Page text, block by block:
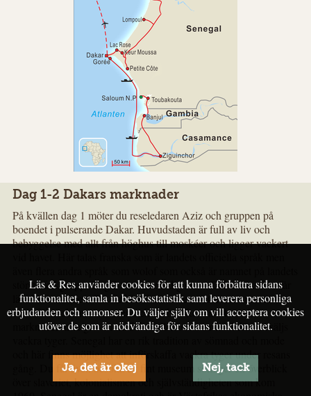
Dag 1-2 Dakars marknader
På kvällen dag 1 möter du reseledaren Aziz och gruppen på
boendet i pulserande Dakar. Huvudstaden är full av liv och
bebyggelse med allt från höghus till moskéer och ligger vackert
största folkgrupp. Dag 2 visar Aziz dig runt i Dakar så att du får
lära känna staden. Du får bland annat se ett stort monument över
den afrikanska renässansen och du besöker en eller två
marknader antingen en med fisk eller/och marknad där det säljs
och här finns möjlighet att införskaffa vackra tyger under resans
gång. Du får även besöka ett fint museum som ger en överblick
över slaveriet, kolonialismen och självständigheten som kom
Läs & Res använder cookies för att kunna förbättra sidans
funktionalitet, samla in besöksstatistik samt leverera personliga
erbjudanden och annonser. Du väljer själv om vill acceptera cookies
utöver de som är nödvändiga för sidans funktionalitet.
Ja, det är okej Nej, tack